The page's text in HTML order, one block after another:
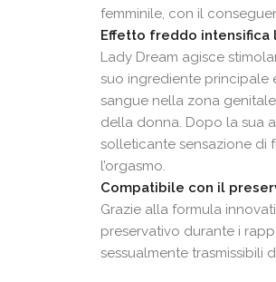
femminile, con il
Effetto freddo intensifica
Lady Dream agisce
suo ingrediente principale
sangue nella zona
della donna. Dopo la sua
solleticante sensazione di
l’orgasmo.
Compatibile con il
Grazie alla formula
preservativo durante i
sessualmente trasmissibili